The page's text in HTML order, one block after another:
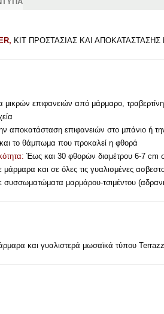
ΚΙΤ ΠΡΟΣΤΑΣΊΑΣ ΚΑΙ
μικρών επιφανειών από μάρμαρο,
την αποκατάσταση επιφανειών στο μπάνιο ή
και το θάμπωμα που προκαλεί η φθορά
Έως και 30 φθορών διαμέτρου 6-7 cm
και σε όλες τις γυαλισμένες
συσσωματώματα μαρμάρου-τσιμέντου
και γυαλιστερά μωσαϊκά τύπου